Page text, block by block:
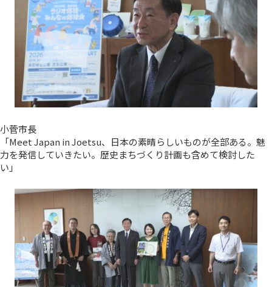
小菅市長
「Meet Japan in Joetsu、日本の素晴らしいものが全部ある。魅
力を発信していきたい。歴史まちづくり計画も含めて検討した
い」